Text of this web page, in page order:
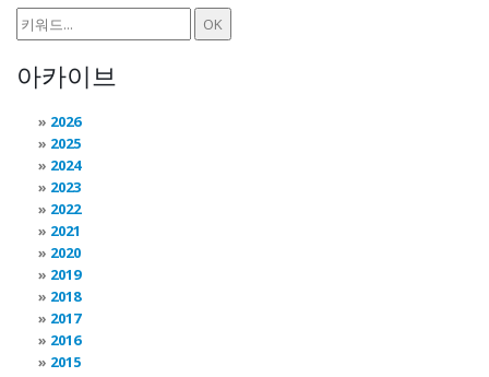
아카이브
2026
2025
2024
2023
2022
2021
2020
2019
2018
2017
2016
2015